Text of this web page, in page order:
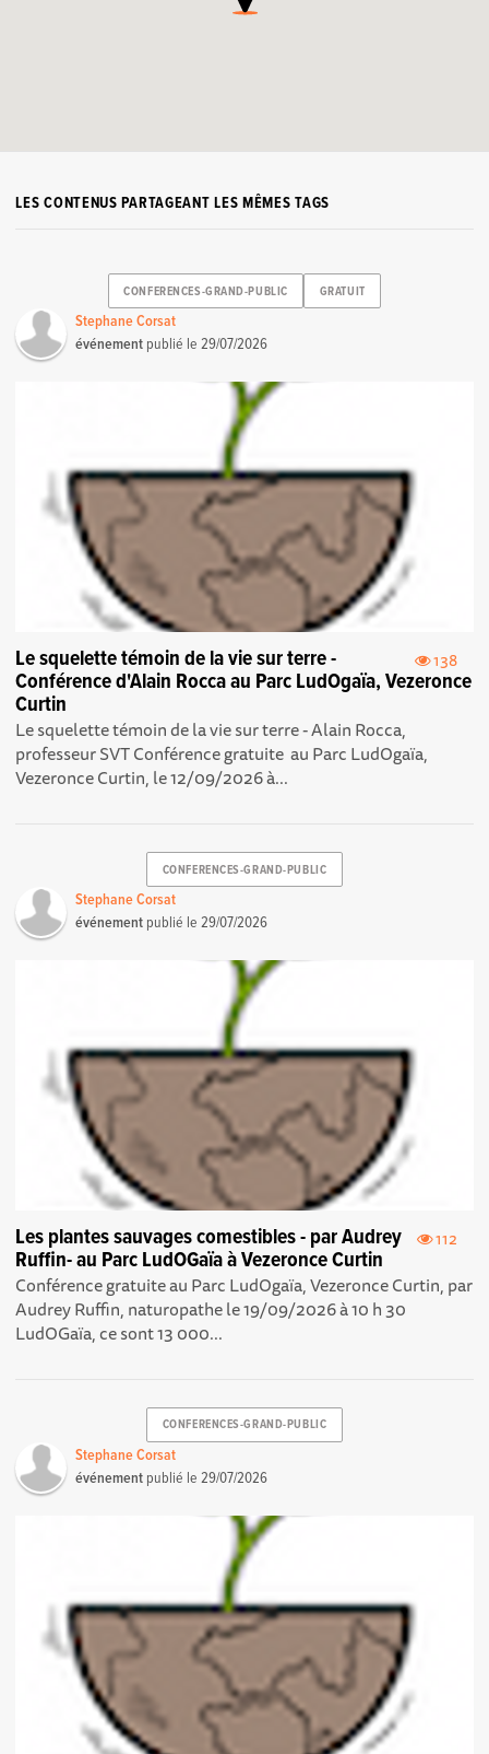
LES CONTENUS PARTAGEANT LES MÊMES TAGS
CONFERENCES-GRAND-PUBLIC GRATUIT
Stephane Corsat
événement publié le29/07/2026
138
Le squelette témoin de la vie sur terre -
Conférence d'Alain Rocca au Parc LudOgaïa, Vezeronce
Curtin
Le squelette témoin de la vie sur terre - Alain Rocca,
professeur SVT Conférence gratuite au Parc LudOgaïa,
Vezeronce Curtin, le 12/09/2026 à...
CONFERENCES-GRAND-PUBLIC
Stephane Corsat
événement publié le29/07/2026
112
Les plantes sauvages comestibles - par Audrey
Ruffin- au Parc LudOGaïa à Vezeronce Curtin
Conférence gratuite au Parc LudOgaïa, Vezeronce Curtin, par
Audrey Ruffin, naturopathe le 19/09/2026 à 10 h 30
LudOGaïa, ce sont 13 000...
CONFERENCES-GRAND-PUBLIC
Stephane Corsat
événement publié le29/07/2026